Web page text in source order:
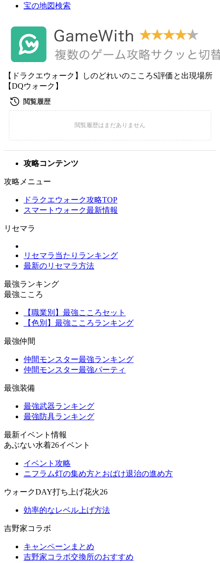
宝の地図検索
【ドラクエウォーク】しのどれいのこころS評価と出現場所
【DQウォーク】
攻略コンテンツ
攻略メニュー
ドラクエウォーク攻略TOP
スマートウォーク最新情報
リセマラ
リセマラ当たりランキング
最新のリセマラ方法
最強ランキング
最強こころ
【職業別】最強こころセット
【色別】最強こころランキング
最強仲間
仲間モンスター最強ランキング
仲間モンスター最強パーティ
最強装備
最強武器ランキング
最強防具ランキング
最新イベント情報
あぶない水着26イベント
イベント攻略
ニフラム灯の集め方とおばけ退治の進め方
ウォークDAY打ち上げ花火26
効率的なレベル上げ方法
吉野家コラボ
キャンペーンまとめ
吉野家コラボ交換所のおすすめ